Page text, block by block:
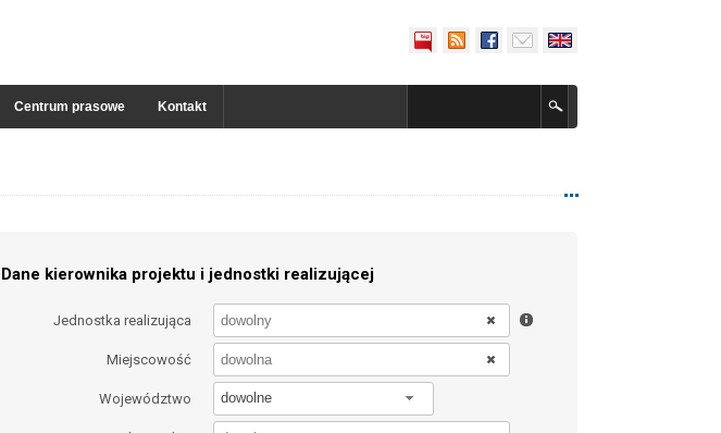
Centrum prasowe Kontakt
Dane kierownika projektu i jednostki realizującej
Jednostka realizująca
Miejscowość
Województwo dowolne